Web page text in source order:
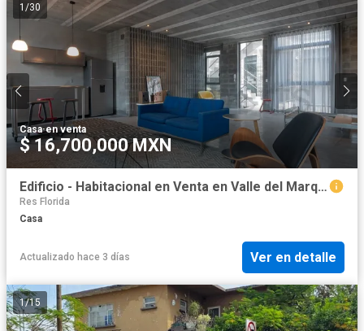
1 /30
Casa·en venta
$ 16,700,000 MXN
Edificio - Habitacional en Venta en Valle del Marquez
Res Florida
Casa
Actualizado hace 3 días Ver en detalle
1/15